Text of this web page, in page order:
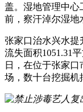
盖。湿地管理中心
前，察汗淖尔湿地
张家口治水兴水提
流失面积1051.31
日，在位于张家
场，数十台挖掘机